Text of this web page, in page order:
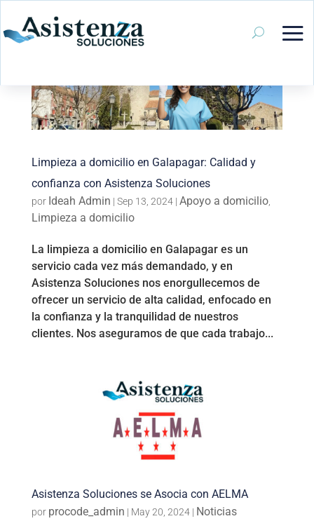
Limpieza a domicilio en Galapagar: Calidad y
confianza con Asistenza Soluciones
por Ideah Admin | Sep 13, 2024| Apoyo a domicilio,
Limpieza a domicilio
La limpieza a domicilio en Galapagar es un
servicio cada vez más demandado, y en
Asistenza Soluciones nos enorgullecemos de
ofrecer un servicio de alta calidad, enfocado en
la confianza y la tranquilidad de nuestros
clientes. Nos aseguramos de que cada trabajo...
Asistenza Soluciones se Asocia con AELMA
por procode_admin | May 20, 2024| Noticias